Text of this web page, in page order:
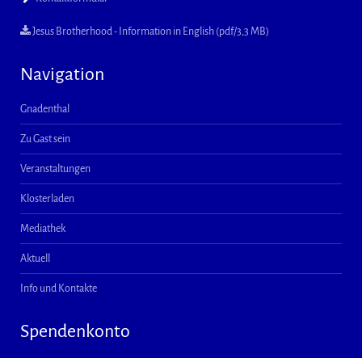
Jesus Brotherhood - Information in English (pdf/3,3 MB)
Navigation
Gnadenthal
Zu Gast sein
Veranstaltungen
Klosterladen
Mediathek
Aktuell
Info und Kontakte
Spendenkonto